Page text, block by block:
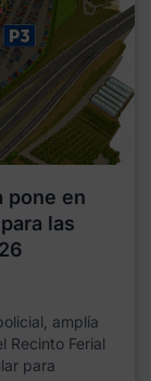
pone en
las
amplía
Recinto Ferial
para